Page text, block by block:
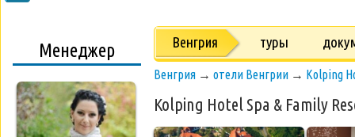
Менеджер Венгрия туры
Венгрия → отели Венгрии → Kolping
Kolping Hotel Spa & Family